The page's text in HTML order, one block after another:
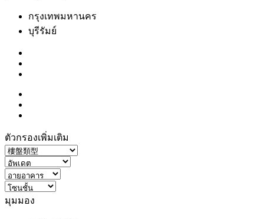
กรุงเทพมหานคร
บุรีรัมย์
ตัวกรองเพิ่มเติม
มุมมอง